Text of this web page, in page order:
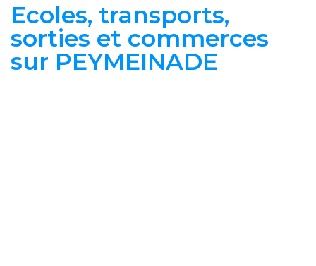
Ecoles, transports,
sorties et commerces
sur PEYMEINADE